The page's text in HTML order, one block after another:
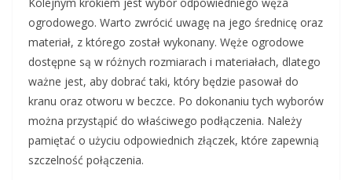
ogrodowego. Warto zwrócić uwagę na jego średnicę oraz
materiał, z którego został wykonany. Węże ogrodowe
dostępne są w różnych rozmiarach i materiałach, dlatego
ważne jest, aby dobrać taki, który będzie pasował do
kranu oraz otworu w beczce. Po dokonaniu tych wyborów
można przystąpić do właściwego podłączenia. Należy
pamiętać o użyciu odpowiednich złączek, które zapewnią
szczelność połączenia.